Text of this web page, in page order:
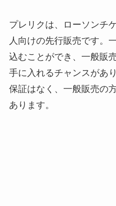
プレリクは、ローソンチ
人向けの先行販売です。
込むことができ、一般販
手に入れるチャンスがあ
保証はなく、一般販売の
あります。